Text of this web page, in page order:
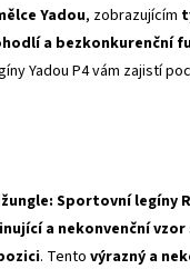
Yadou, zobrazujícím
a bezkonkurenční
Yadou P4 vám zajistí
Sportovní legíny
a nekonvenční vzor
. Tento výrazný a